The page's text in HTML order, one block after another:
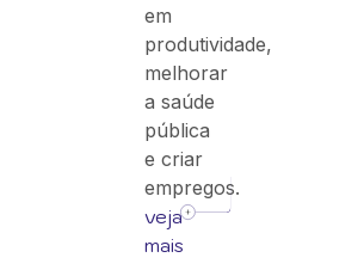
em
produtividade,
melhorar
a saúde
pública
e criar
empregos.
veja
mais